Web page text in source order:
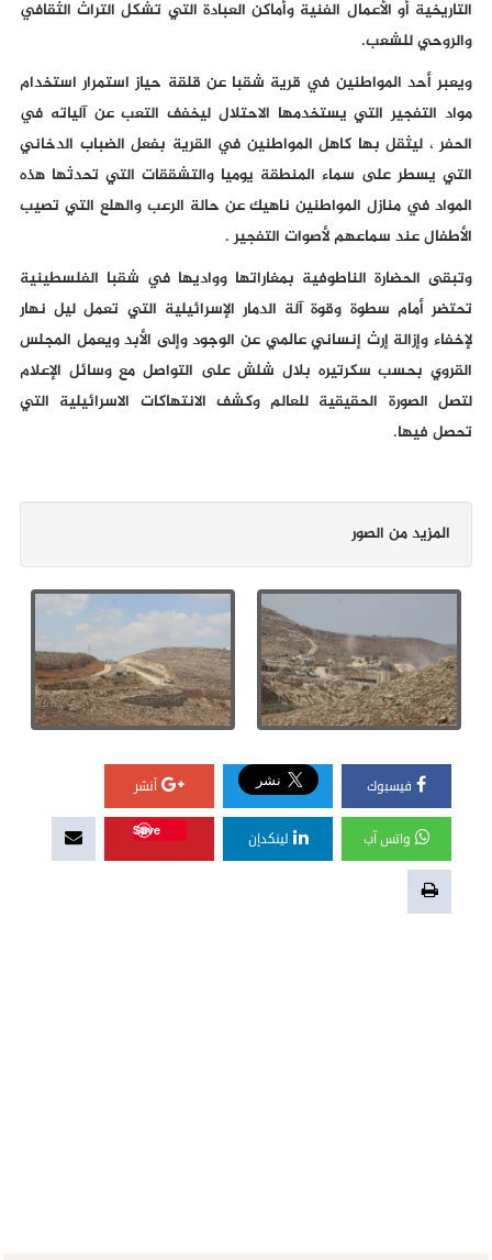
التاريخية أو الأعمال الفنية وأماكن العبادة التي تشكل التراث الثقافي
والروحي للشعب.
ويعبر أحد المواطنين في قرية شقبا عن قلقة حياز استمرار استخدام
مواد التفجير التي يستخدمها الاحتلال ليخفف التعب عن آلياته في
الحفر ، ليثقل بها كاهل المواطنين في القرية بفعل الضباب الدخاني
التي يسطر على سماء المنطقة يوميا والتشققات التي تحدثها هذه
المواد في منازل المواطنين ناهيك عن حالة الرعب والهلع التي تصيب
الأطفال عند سماعهم لأصوات التفجير .
وتبقى الحضارة الناطوفية بمغاراتها وواديها في شقبا الفلسطينية
تحتضر أمام سطوة وقوة آلة الدمار الإسرائيلية التي تعمل ليل نهار
لإخفاء وإزالة إرث إنساني عالمي عن الوجود وإلى الأبد ويعمل المجلس
القروي بحسب سكرتيره بلال شلش على التواصل مع وسائل الإعلام
لتصل الصورة الحقيقية للعالم وكشف الانتهاكات الاسرائيلية التي
تحصل فيها.
المزيد من الصور
فيسبوك أنشر
واتس آب لينكدإن
Save